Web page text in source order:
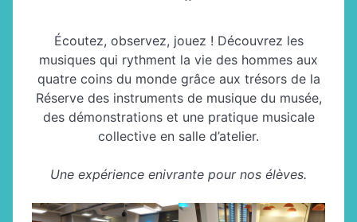
Écoutez, observez, jouez ! Découvrez les
musiques qui rythment la vie des hommes aux
quatre coins du monde grâce aux trésors de la
Réserve des instruments de musique du musée,
des démonstrations et une pratique musicale
collective en salle d’atelier.
Une expérience enivrante pour nos élèves.